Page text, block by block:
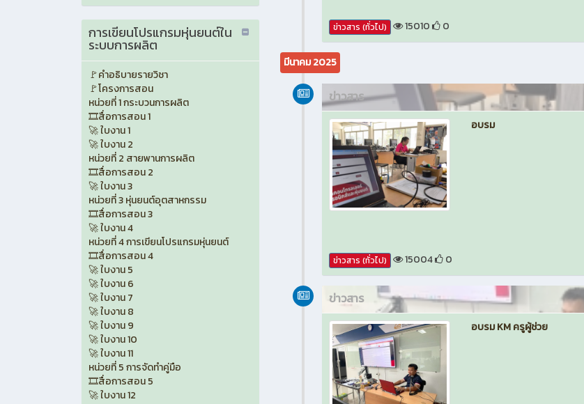
การเขียนโปรแกรมหุ่นยนต์ใน
ระบบการผลิต
🚩คำอธิบายรายวิชา
🚩โครงการสอน
หน่วยที่ 1 กระบวนการผลิต
🎞️สื่อการสอน 1
🚀 ใบงาน 1
🚀 ใบงาน 2
หน่วยที่ 2 สายพานการผลิต
🎞️สื่อการสอน 2
🚀 ใบงาน 3
หน่วยที่ 3 หุ่นยนต์อุตสาหกรรม
🎞️สื่อการสอน 3
🚀 ใบงาน 4
หน่วยที่ 4 การเขียนโปรแกรมหุ่นยนต์
🎞️สื่อการสอน 4
🚀 ใบงาน 5
🚀 ใบงาน 6
🚀 ใบงาน 7
🚀 ใบงาน 8
🚀 ใบงาน 9
🚀 ใบงาน 10
🚀 ใบงาน 11
หน่วยที่ 5 การจัดทำคู่มือ
🎞️สื่อการสอน 5
🚀 ใบงาน 12
ข่าวสาร (ทั่วไป) 15010 0
มีนาคม 2025
ข่าวสาร
อบรม
ข่าวสาร (ทั่วไป) 15004 0
ข่าวสาร
อบรม KM ครูผู้ช่วย